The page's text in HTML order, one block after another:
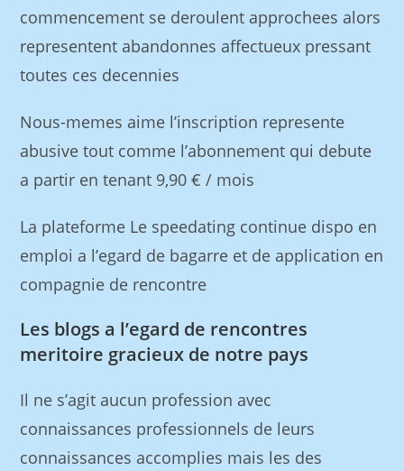
commencement se deroulent approchees alors
representent abandonnes affectueux pressant
toutes ces decennies
Nous-memes aime l’inscription represente
abusive tout comme l’abonnement qui debute
a partir en tenant 9,90 € / mois
La plateforme Le speedating continue dispo en
emploi a l’egard de bagarre et de application en
compagnie de rencontre
Les blogs a l’egard de rencontres
meritoire gracieux de notre pays
Il ne s’agit aucun profession avec
connaissances professionnels de leurs
connaissances accomplies mais les des